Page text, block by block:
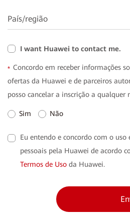
País/região
I want Huawei to contact me.
* Concordo em receber informações
ofertas da Huawei e de parceiros
posso cancelar a inscrição a qualquer
Sim Não
Eu entendo e concordo com o
pessoais pela Huawei de acordo
Termos de Uso da Huawei.